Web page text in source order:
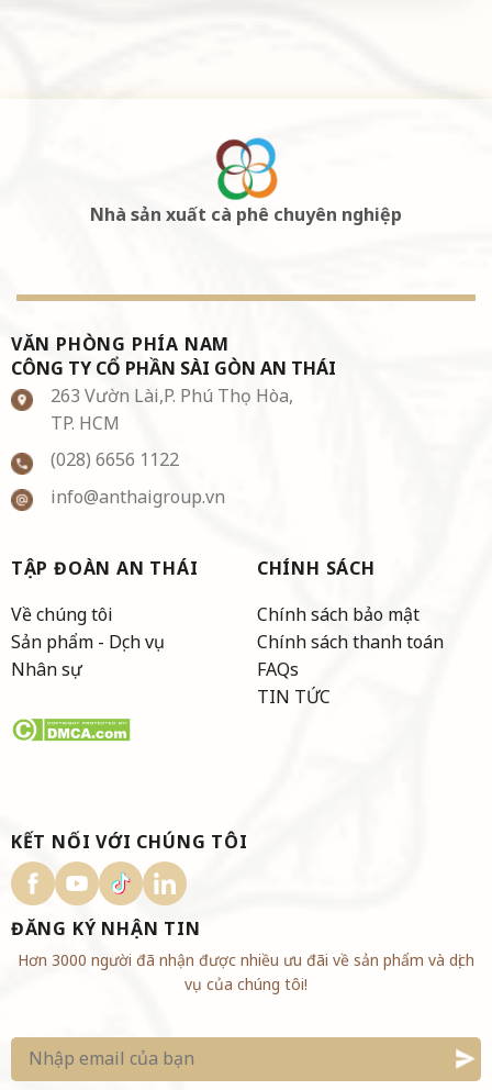
Nhà sản xuất cà phê chuyên nghiệp
VĂN PHÒNG PHÍA NAM
CÔNG TY CỔ PHẦN SÀI GÒN AN THÁI
263 Vườn Lài,P. Phú Thọ Hòa,
TP. HCM
(028) 6656 1122
info@anthaigroup.vn
TẬP ĐOÀN AN THÁI
Về chúng tôi
Sản phẩm - Dịch vụ
Nhân sự
CHÍNH SÁCH
Chính sách bảo mật
Chính sách thanh toán
FAQs
TIN TỨC
KẾT NỐI VỚI CHÚNG TÔI
ĐĂNG KÝ NHẬN TIN
Hơn 3000 người đã nhận được nhiều ưu đãi về sản phẩm và dịch
vụ của chúng tôi!